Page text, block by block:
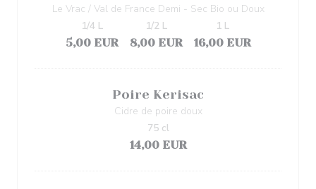
Le Vrac / Val de France Demi - Sec Bio ou Doux
5,00 EUR
1/4 L
8,00 EUR
1/2 L
16,00 EUR
1 L
Poire Kerisac
Cidre de poire doux
14,00 EUR
75 cl